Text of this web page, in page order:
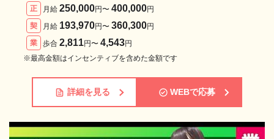
正
月給 250,000円〜 400,000円
契
月給 193,970円〜 360,300円
業
歩合 2,811円〜 4,543円
※最高金額はインセンティブを含めた金額です
詳細を見る WEBで応募